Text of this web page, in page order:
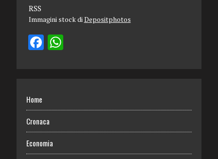
RSS
Immagini stock diDepositphotos
Home
Cronaca
Economia